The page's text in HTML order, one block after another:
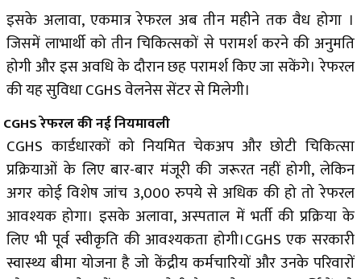
इसके अलावा, एकमात्र रेफरल अब तीन महीने तक वैध होगा ।
जिसमें लाभार्थी को तीन चिकित्सकों से परामर्श करने की अनुमति
होगी और इस अवधि के दौरान छह परामर्श किए जा सकेंगे। रेफरल
की यह सुविधा CGHS वेलनेस सेंटर से मिलेगी।
CGHS रेफरल की नई नियमावली
CGHS कार्डधारकों को नियमित चेकअप और छोटी चिकित्सा
प्रक्रियाओं के लिए बार-बार मंजूरी की जरूरत नहीं होगी, लेकिन
अगर कोई विशेष जांच 3,000 रुपये से अधिक की हो तो रेफरल
आवश्यक होगा। इसके अलावा, अस्पताल में भर्ती की प्रक्रिया के
लिए भी पूर्व स्वीकृति की आवश्यकता होगी।CGHS एक सरकारी
स्वास्थ्य बीमा योजना है जो केंद्रीय कर्मचारियों और उनके परिवारों